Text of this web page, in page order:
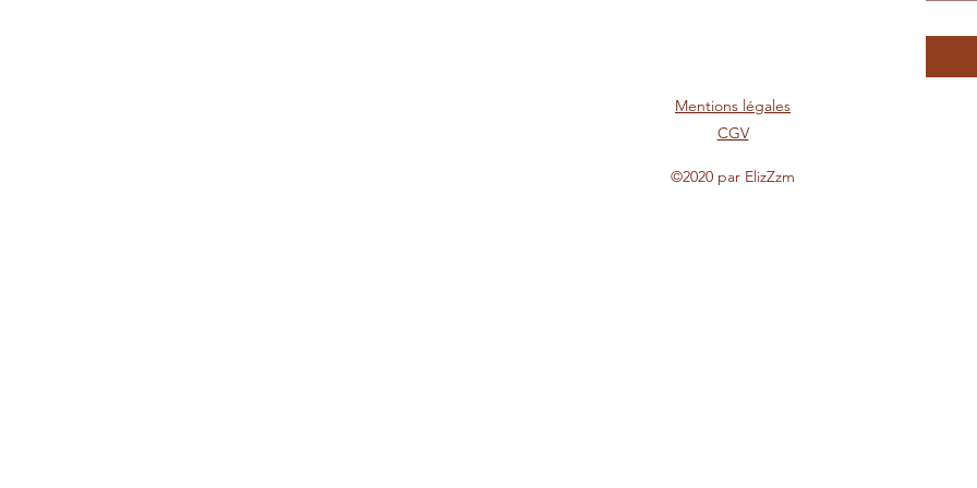
Mentions légales
CGV
©2020 par ElizZzm